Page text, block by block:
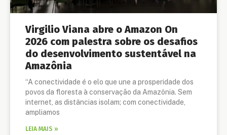
Virgilio Viana abre o Amazon On
2026 com palestra sobre os desafios
do desenvolvimento sustentável na
Amazônia
“A conectividade é o elo que une a prosperidade dos
povos da floresta à conservação da Amazônia. Sem
internet, as distâncias isolam; com conectividade,
ampliamos
LEIA MAIS »